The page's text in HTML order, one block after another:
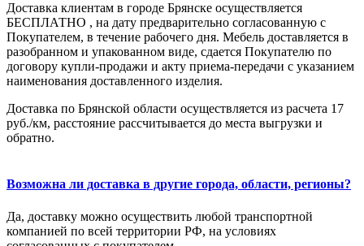
Доставка клиентам в городе Брянске осуществляется
БЕСПЛАТНО , на дату предварительно согласованную с
Покупателем, в течение рабочего дня. Мебель доставляется в
разобранном и упакованном виде, сдается Покупателю по
договору купли-продажи и акту приема-передачи с указанием
наименования доставленного изделия.
Доставка по Брянской области осуществляется из расчета 17
руб./км, расстояние рассчитывается до места выгрузки и
обратно.
Возможна ли доставка в другие города, области, регионы?
Да, доставку можно осуществить любой транспортной
компанией по всей территории РФ, на условиях